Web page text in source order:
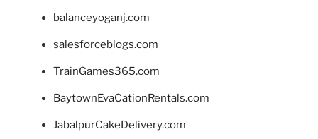
balanceyoganj.com
salesforceblogs.com
TrainGames365.com
BaytownEvaCationRentals.com
JabalpurCakeDelivery.com